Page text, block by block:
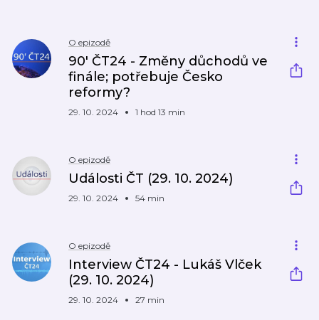
O epizodě
90′ ČT24 - Změny důchodů ve
finále; potřebuje Česko
reformy?
29. 10. 2024 1 hod 13 min
O epizodě
Události ČT (29. 10. 2024)
29. 10. 2024 54 min
O epizodě
Interview ČT24 - Lukáš Vlček
(29. 10. 2024)
29. 10. 2024 27 min